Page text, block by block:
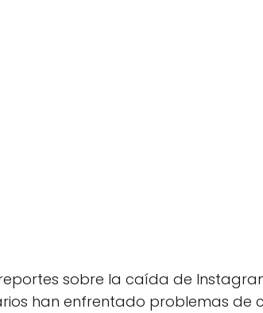
reportes sobre la caída de
han enfrentado problemas de